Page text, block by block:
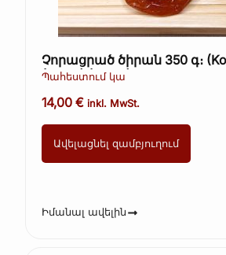
Չորացրած ծիրան 350 գ։
(Kopie) (Kopie)
Պահեստում կա
14,00€ inkl. MwSt.
Ավելացնել զամբյուղում
Իմանալ ավելին